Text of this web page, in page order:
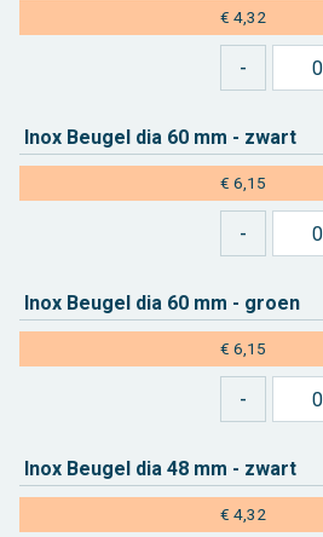
€ 4,32
Inox Beu­gel dia 60 mm - zwart
€ 6,15
Inox Beu­gel dia 60 mm - groen
€ 6,15
Inox Beu­gel dia 48 mm - zwart
€ 4,32